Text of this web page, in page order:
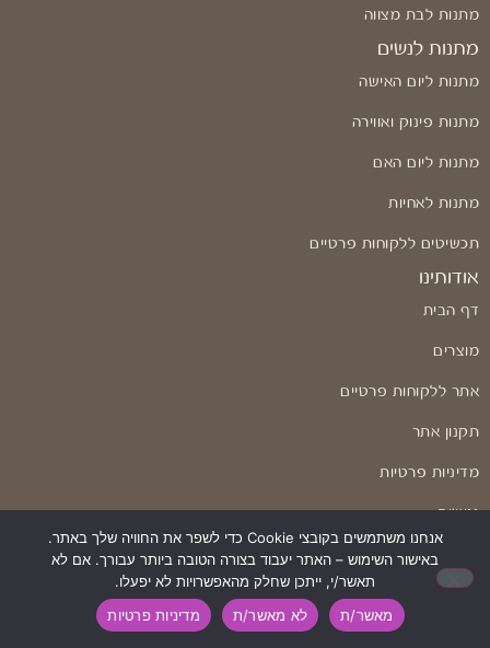
מתנות לבת מצווה
מתנות לנשים
מתנות ליום האישה
מתנות פינוק ואווירה
מתנות ליום האם
מתנות לאחיות
תכשיטים ללקוחות פרטיים
אודותינו
דף הבית
מוצרים
אתר ללקוחות פרטיים
תקנון אתר
מדיניות פרטיות
נגישות
שאלות ותשובות
אנחנו משתמשים בקובצי Cookie כדי לשפר את החוויה שלך באתר.
באישור השימוש – האתר יעבוד בצורה הטובה ביותר עבורך. אם לא
תאשר/י, ייתכן שחלק מהאפשרויות לא יפעלו.
מאשר/ת
לא מאשר/ת מדיניות פרטיות